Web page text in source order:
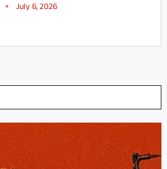
July 6, 2026